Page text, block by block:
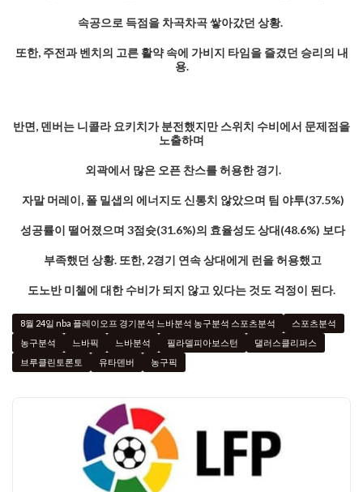
속공으로 득점을 차곡차곡 쌓아갔던 상황.
또한, 주전과 벤치의 고른 활약 속에 가비지 타임을 즐겼던 승리의 내
용.
반면, 덴버는 니콜라 요키치가 분전했지만 스위치 수비에서 문제점을
노출하며
외곽에서 많은 오픈 찬스를 허용한 경기.
자말 머레이, 폴 밀샙의 에너지도 신통치 않았으며 팀 야투(37.5%)
성공률이 떨어졌으며 3점슛(31.6%)의 효율성도 상대(48.6%) 보다
부족했던 상황. 또한, 2경기 연속 상대에게 런을 허용했고
도노반 미첼에 대한 수비가 되지 않고 있다는 것도 걱정이 된다.
8월 24일 nba 플레이오프 경기분석 느바분석 농구분석 스포츠분석
스포츠분석
농구분석
느바픽 느바분석 필라델피아보스턴
댈러스클리퍼스
브루클린토론토
유타덴버 농구픽